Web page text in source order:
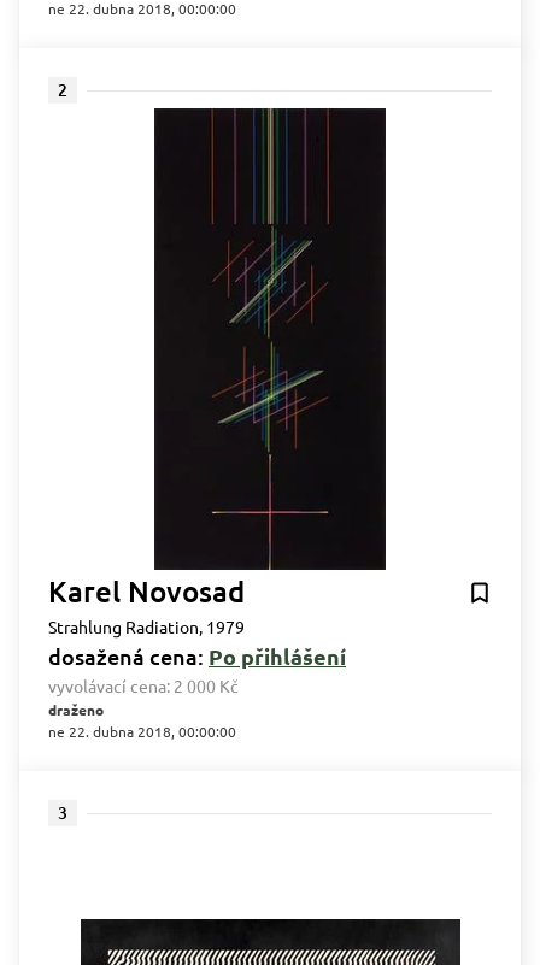
ne 22. dubna 2018, 00:00:00
2
Karel Novosad
Strahlung Radiation, 1979
dosažená cena: Po přihlášení
vyvolávací cena: 2 000 Kč
draženo
ne 22. dubna 2018, 00:00:00
3